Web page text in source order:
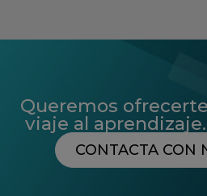
Queremos
viaje al
CONTACTA CON